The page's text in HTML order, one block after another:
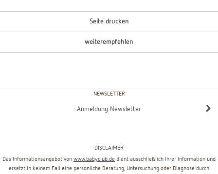
Seite drucken
weiterempfehlen
NEWSLETTER
Anmeldung Newsletter
DISCLAIMER
Das Informationsangebot von www.babyclub.de dient ausschließlich Ihrer Information und
ersetzt in keinem Fall eine persönliche Beratung, Untersuchung oder Diagnose durch